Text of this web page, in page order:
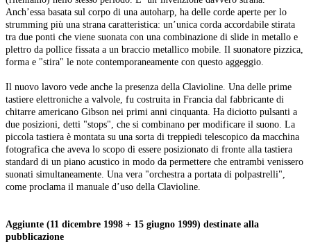
Anch’essa basata sul corpo di una autoharp, ha delle corde aperte per lo
strumming più una strana caratteristica: un’unica corda accordabile stirata
tra due ponti che viene suonata con una combinazione di slide in metallo e
plettro da pollice fissata a un braccio metallico mobile. Il suonatore pizzica,
forma e "stira" le note contemporaneamente con questo aggeggio.
Il nuovo lavoro vede anche la presenza della Clavioline. Una delle prime
tastiere elettroniche a valvole, fu costruita in Francia dal fabbricante di
chitarre americano Gibson nei primi anni cinquanta. Ha diciotto pulsanti a
due posizioni, detti "stops", che si combinano per modificare il suono. La
piccola tastiera è montata su una sorta di treppiedi telescopico da macchina
fotografica che aveva lo scopo di essere posizionato di fronte alla tastiera
standard di un piano acustico in modo da permettere che entrambi venissero
suonati simultaneamente. Una vera "orchestra a portata di polpastrelli",
come proclama il manuale d’uso della Clavioline.
Aggiunte (11 dicembre 1998 + 15 giugno 1999) destinate alla
pubblicazione